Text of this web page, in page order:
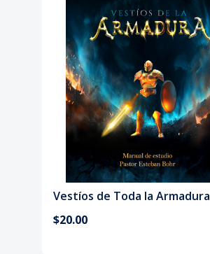
Vestíos de Toda la Armadura
$20.00